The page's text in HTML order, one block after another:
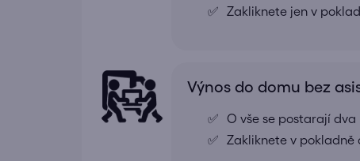
Zakliknete jen v
Výnos do domu bez
O vše se postarají
Zakliknete v